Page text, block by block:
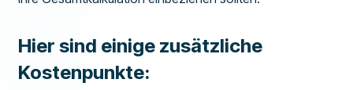
Hier sind einige zusätzliche
Kostenpunkte: